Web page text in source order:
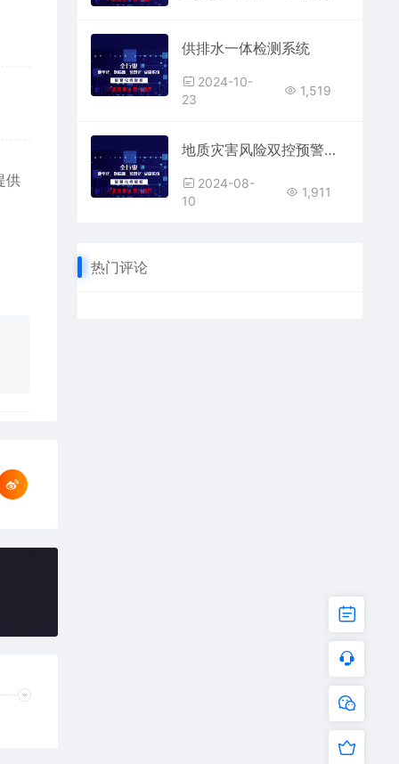
供
供排水一体检测系统
2024-10-
23
1,519
地质灾害风险双控预警服务系统
2024-08-
10
1,911
热门评论